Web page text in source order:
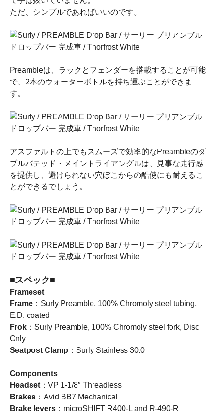
ただ、シンプルであればいいのです。
Preambleは、ラックとフェンダーを搭載することが可能
で、2本のウォーターボトルを持ち運ぶことができま
す。
アスファルトの上でもスムーズで効率的なPreambleのダ
ブルバテッド・メイントライアングルは、見事な走行感
を提供し、避けられない穴ぼこからの酷使にも耐えるこ
とができるでしょう。
■スペック■
Frameset
Frame ：Surly Preamble, 100% Chromoly steel tubing,
E.D. coated
Frok ：Surly Preamble, 100% Chromoly steel fork, Disc
Only
Seatpost Clamp ：Surly Stainless 30.0
Components
Headset ：VP 1-1/8″ Threadless
Brakes ：Avid BB7 Mechanical
Brake levers ：microSHIFT R400-L and R-490-R